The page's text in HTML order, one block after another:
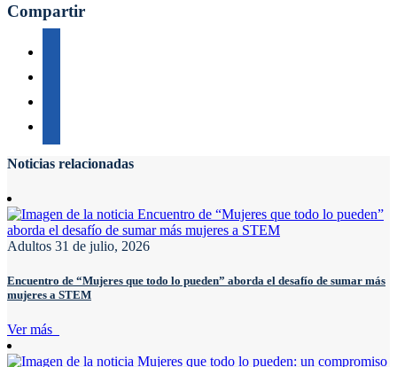
Compartir
Noticias relacionadas
Adultos 31 de julio, 2026
Encuentro de “Mujeres que todo lo pueden” aborda el desafío de sumar más
mujeres a STEM
Ver más